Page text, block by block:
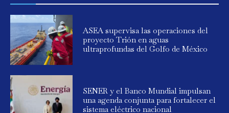
ASEA supervisa las operaciones del
proyecto Trión en aguas
ultraprofundas del Golfo de México
SENER y el Banco Mundial impulsan
una agenda conjunta para fortalecer el
sistema eléctrico nacional